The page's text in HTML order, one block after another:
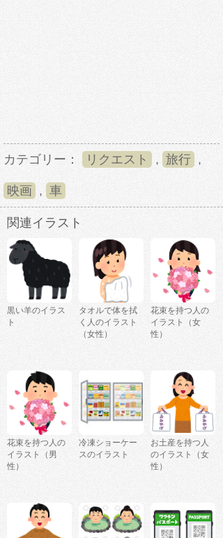
カテゴリー： リクエスト , 旅行 ,
映画 , 車
関連イラスト
黒い羊のイラス
ト
タオルで体を拭
く人のイラスト
（女性）
花束を持つ人の
イラスト（女
性）
花束を持つ人の
イラスト（男
性）
冷凍ショーケー
スのイラスト
お土産を持つ人
のイラスト（女
性）